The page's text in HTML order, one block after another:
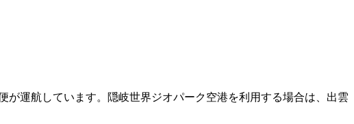
運航しています。隠岐世界ジオパーク空港を利用する場合は、出雲